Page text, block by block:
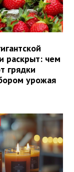
раскрыт: чем
грядки
урожая